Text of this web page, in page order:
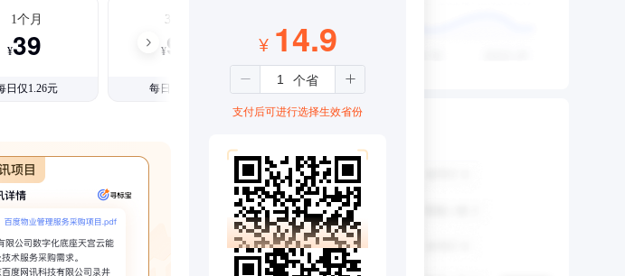
1个月
¥39
日仅1.26元
3个月
¥99
每日仅1.08元
¥ 14.9
支付后可进行选择生效省份